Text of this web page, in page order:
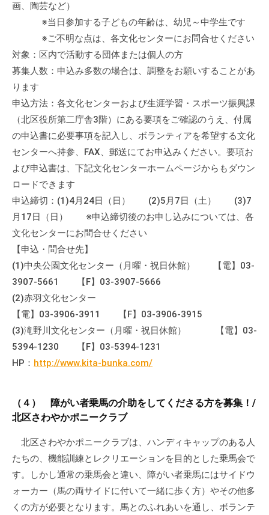
画、陶芸など）
※当日参加する子どもの年齢は、幼児～中学生です
※ご不明な点は、各文化センターにお問合せください
対象：区内で活動する団体または個人の方
募集人数：申込み多数の場合は、調整をお願いすることがあ
ります
申込方法：各文化センターおよび生涯学習・スポーツ振興課
（北区役所第二庁舎3階）にある要項をご確認のうえ、付属
の申込書に必要事項を記入し、ボランティアを希望する文化
センターへ持参、FAX、郵送にてお申込みください。要項お
よび申込書は、下記文化センターホームページからもダウン
ロードできます
申込締切：(1)4月24日（日） (2)5月7日（土） (3)7
月17日（日） ※申込締切後のお申し込みについては、各
文化センターにお問合せください
【申込・問合せ先】
(1)中央公園文化センター（月曜・祝日休館） 【電】03-
3907-5661 【F】03-3907-5666
(2)赤羽文化センター
【電】03-3906-3911 【F】03-3906-3915
(3)滝野川文化センター（月曜・祝日休館） 【電】03-
5394-1230 【F】03-5394-1231
HP： http://www.kita-bunka.com/
（４） 障がい者乗馬の介助をしてくださる方を募集！/
北区さわやかポニークラブ
北区さわやかポニークラブは、ハンディキャップのある人
たちの、機能訓練とレクリエーションを目的とした乗馬会で
す。しかし通常の乗馬会と違い、障がい者乗馬にはサイドウ
ォーカー（馬の両サイドに付いて一緒に歩く方）やその他多
くの方が必要となります。馬とのふれあいを通し、ボランテ